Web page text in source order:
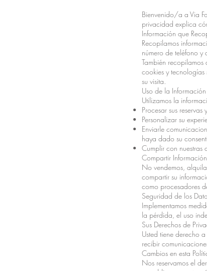
Bienvenido/a a Via
privacidad explica
Información que
Recopilamos
número de teléfono
También
cookies y
su visita.
Uso de la Información
Utilizamos la
Procesar sus
Personalizar su
Enviarle
haya dado su
Cumplir con nuestras
Compartir Información
No vendemos,
compartir su
como procesadores
Seguridad de los
Implementamos
la pérdida, el uso
Sus Derechos de
Usted tiene derecho
recibir
Cambios en esta
Nos reservamos el